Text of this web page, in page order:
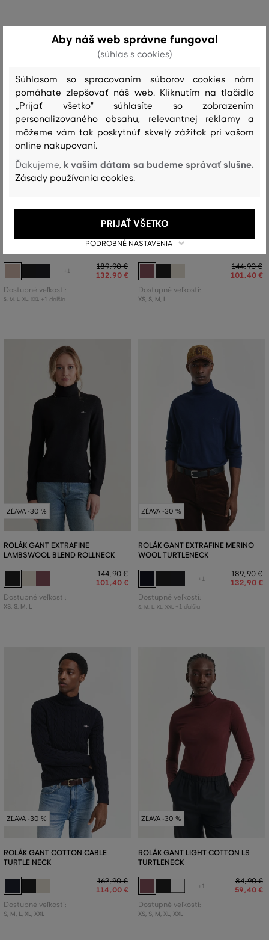
ROLÁK GANT EXTRAFINE MERINO
+1
189,90 €
132,90 €
Dostupné veľkosti:
S, M L, XL, XXL +1 ďalšia
ROLÁK GANT EXTRAFINE
LAMBSWOOL BLEND ROLLNECK
144,90 €
101,40 €
Dostupné veľkosti:
XS, S, M, L
ZĽAVA -30 %
ROLÁK GANT EXTRAFINE
LAMBSWOOL BLEND ROLLNECK
144,90 €
101,40 €
Dostupné veľkosti:
XS, S, M, L
ZĽAVA -30 %
ROLÁK GANT EXTRAFINE MERINO
WOOL TURTLENECK
+1
189,90 €
132,90 €
Dostupné veľkosti:
S, M L XL XXL +1 ďalšia
ZĽAVA -30 %
ROLÁK GANT COTTON CABLE
TURTLE NECK
162,90 €
114,00 €
Dostupné veľkosti:
S, M, L, XL, XXL
ZĽAVA -30 %
ROLÁK GANT LIGHT COTTON LS
TURTLENECK
+1
84,90 €
59,40 €
Dostupné veľkosti:
XS, S, M, XL, XXL
Aby náš web správne fungoval
(súhlas s cookies)
Súhlasom so spracovaním súborov cookies nám
pomáhate zlepšovať náš web. Kliknutím na tlačidlo
„Prijať všetko" súhlasíte so zobrazením
personalizovaného obsahu, relevantnej reklamy a
môžeme vám tak poskytnúť skvelý zážitok pri vašom
online nakupovaní.
Ďakujeme, k vašim dátam sa budeme správať slušne.
Zásady používania cookies.
PODROBNÉ NASTAVENIA
PRIJAŤ VŠETKO